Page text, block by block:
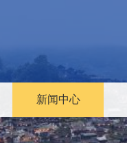
新闻中心